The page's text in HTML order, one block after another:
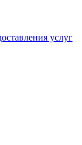
услуг